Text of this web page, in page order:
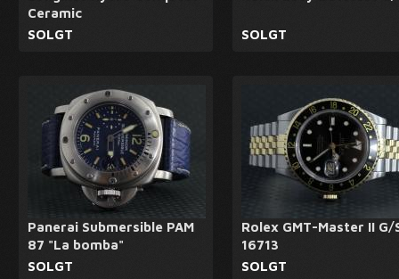
Ceramic
SOLGT
SOLGT
Panerai Submersible PAM
87 "La bomba"
SOLGT
Rolex GMT-Master II G/
16713
SOLGT